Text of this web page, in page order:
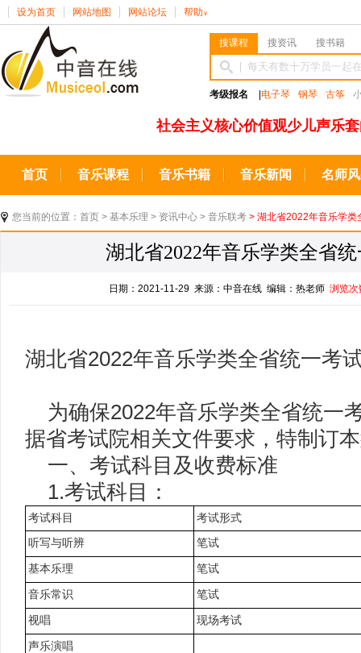
设为首页 网站地图 网站论坛 帮助 ∨
搜课程 搜资讯 搜书籍
考级报名 电子琴 钢琴 古筝
社会主义核心价值观少儿声乐
首页 音乐课程 音乐书籍 音乐新闻 名师
您当前的位置： 首页 > 基本乐理 > 资讯中心 > 音乐联考 > 湖北省2022年音乐学类
湖北省2022年音乐学类全省
日期：2021-11-29 来源：中音在线 编辑：热老师 浏览次
湖北省2022年音乐学类全省统一考
为确保2022年音乐学类全省统一
据省考试院相关文件要求，特制订
一、考试科目及收费标准
1.考试科目：
考试科目 考试形式
听写与听辨 笔试
基本乐理 笔试
音乐常识 笔试
视唱 现场考试
声乐演唱